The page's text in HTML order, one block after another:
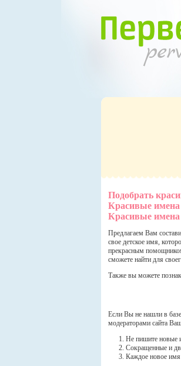
Подобрать
Красивые имена
Красивые
Предлагаем Вам
свое детское имя,
прекрасным
сможете найти для
Также вы можете
Если Вы не нашли в
модераторами сайта
Не пишите новые
Сокращенные и
Каждое новое имя